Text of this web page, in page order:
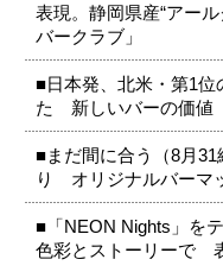
表現。静岡県産“アー
バークラブ」
■日本発、北米・第1
た 新しいバーの価値
■まだ間に合う（8月
り オリジナルバーマ
■「NEON Nights」を
色彩とストーリーで